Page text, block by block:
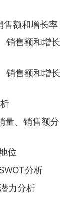
售额和增长率
销售额和增长
销售额和增长
量、销售额分
位
分析
力分析